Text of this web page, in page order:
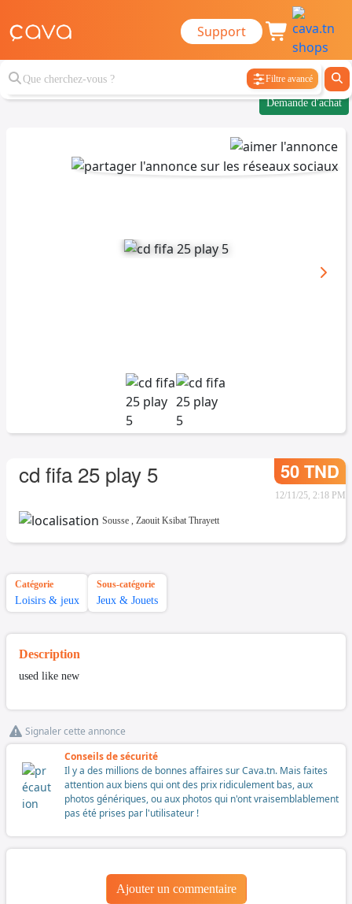
Support
Filtre avancé
Demande d'achat
cd fifa 25 play 5 50 TND
12/11/25, 2:18 PM
Sousse , Zaouit Ksibat Thrayett
Catégorie
Loisirs & jeux
Sous-catégorie
Jeux & Jouets
Description
used like new
Signaler cette annonce
Conseils de sécurité
Il y a des millions de bonnes affaires sur Cava.tn. Mais faites
attention aux biens qui ont des prix ridiculement bas, aux
photos génériques, ou aux photos qui n'ont vraisemblablement
pas été prises par l'utilisateur !
Ajouter un commentaire